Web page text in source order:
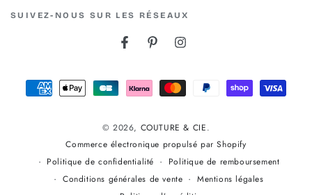
SUIVEZ-NOUS SUR LES RÉSEAUX
FacebookPinterestInstagram
© 2026, COUTURE & CIE.
Commerce électronique propulsé par Shopify
Politique de confidentialité
Politique de remboursement
Conditions générales de vente
Mentions légales
Modes